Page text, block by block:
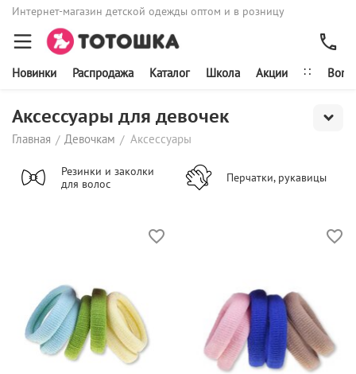
Интернет-магазин детской одежды оптом и в розницу
Новинки Распродажа Каталог Школа Акции ∷
Аксессуары для девочек
Главная / Девочкам / Аксессуары
Резинки и заколки
для волос
Перчатки, рукавицы